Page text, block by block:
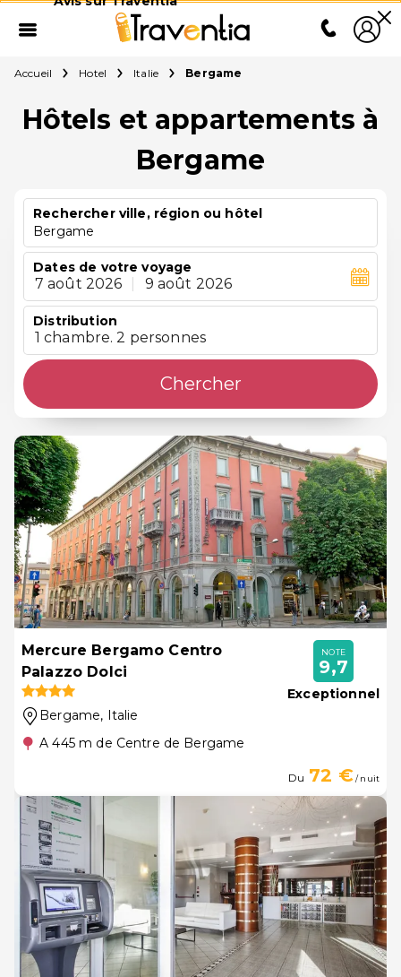
Accueil Hotel Italie Bergame
Hôtels et appartements à
Bergame
Rechercher ville, région ou hôtel
Bergame
Dates de votre voyage
7 août 2026 9 août 2026
Distribution
1 chambre. 2 personnes
Chercher
Mercure Bergamo Centro
Palazzo Dolci
Bergame, Italie
A 445 m de Centre de Bergame
NOTE
9,7
Exceptionnel
Du 72 €/ nuit